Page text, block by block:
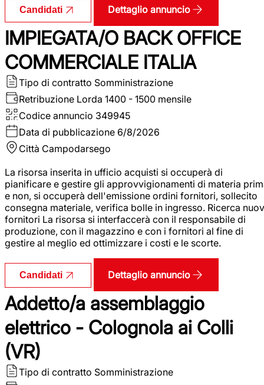
Candidati Dettaglio annuncio
IMPIEGATA/O BACK OFFICE
COMMERCIALE ITALIA
Tipo di contratto Somministrazione
Retribuzione Lorda 1400 - 1500 mensile
Codice annuncio 349945
Data di pubblicazione 6/8/2026
Città Campodarsego
La risorsa inserita in ufficio acquisti si occuperà di
pianificare e gestire gli approvvigionamenti di materia
e non, si occuperà dell'emissione ordini fornitori, sollecito
consegna materiale, verifica bolle in ingresso. Ricerca
fornitori La risorsa si interfaccerà con il responsabile di
produzione, con il magazzino e con i fornitori al fine di
gestire al meglio ed ottimizzare i costi e le scorte.
Candidati Dettaglio annuncio
Addetto/a assemblaggio
elettrico - Colognola ai Colli
(VR)
Tipo di contratto Somministrazione